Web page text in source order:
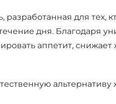
для тех,
дня. Благодаря
аппетит,